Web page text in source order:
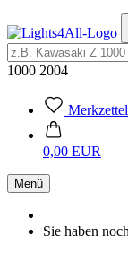
1000 2004
Merkzettel
0,00 EUR
Menü
Sie haben